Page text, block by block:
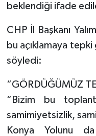
beklendiği ifade
CHP İl Başkanı
bu açıklamaya tepki
söyledi:
“GÖRDÜĞÜMÜZ
“Bizim bu
samimiyetsizlik,
Konya Yolunu
Tarihi
Teknoloji
Türkiye
Yerel
İletişim